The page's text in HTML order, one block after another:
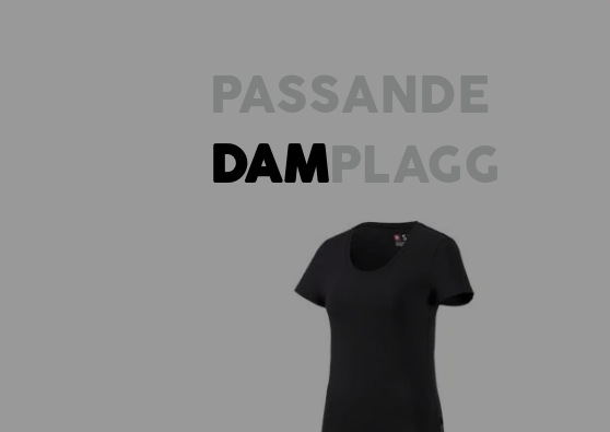
PASSANDE
DAMPLAGG
e.s. T-Shirt cotton stretch, dam